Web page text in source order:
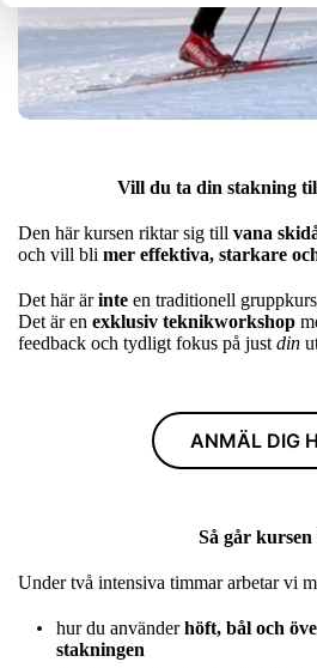
Vill du ta din stakning
Den här kursen riktar sig till vana
och vill bli mer effektiva, starkare
Det här ärinte en traditionell
Det är en exklusiv teknikworkshop
feedback och tydligt fokus på just din
ANMÄL DIG
Så går
Under två intensiva timmar arbetar vi
hur du använderhöft, bål och
stakningen